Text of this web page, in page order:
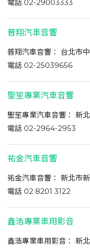
電話 02-29003333
普翔汽車音響
普翔汽車音響： 台北市
電話 02-25039656
聖笙專業汽車音響
聖笙專業汽車音響： 新
電話 02-2964-2953
祐金汽車音響
祐金汽車音響： 新北市
電話 02 8201 3122
鑫浩專業車用影音
鑫浩專業車用影音： 新